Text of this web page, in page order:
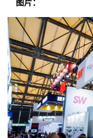
图片：